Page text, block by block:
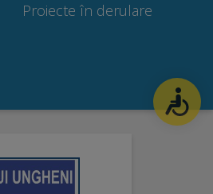
Proiecte în derulare